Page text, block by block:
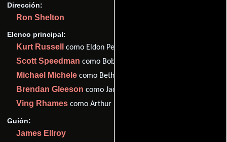
Dirección:
Ron Shelton
Elenco principal:
Kurt Russell como Eldon Perry
Scott Speedman como Bobby Keough
Michael Michele como Beth Williamson
Brendan Gleeson como Jack Van Meter
Ving Rhames como Arthur Holland
Guión:
James Ellroy